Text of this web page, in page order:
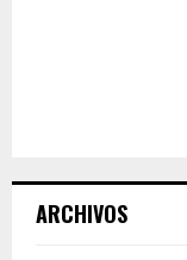
ARCHIVOS